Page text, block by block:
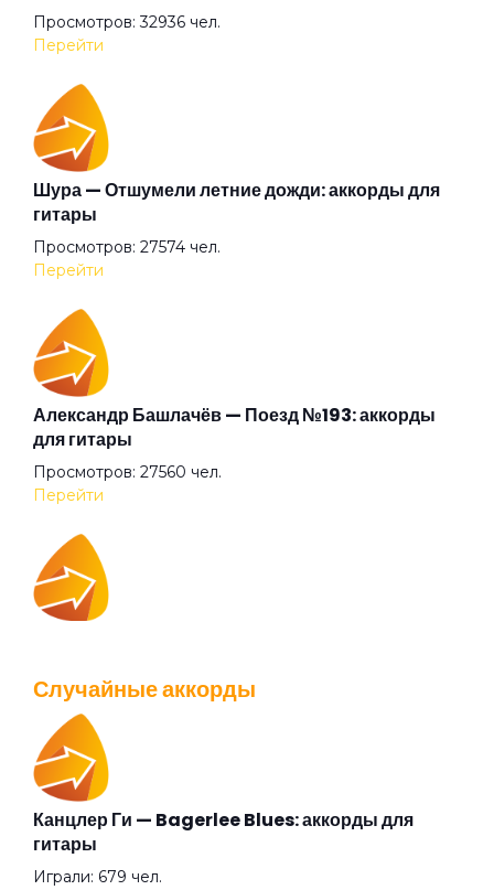
Гильотины сечение
Гиперболоид
Глаза очерчены углём
Говорит и показывает
Граф "Д"
Дай себя сорвать
Два великана
Две судьбы
Деньги
Дикая певица
Дикие игры
Просмотров: 32936 чел.
Перейти
Шура — Отшумели летние дожди: аккорды для
гитары
Просмотров: 27574 чел.
Перейти
Александр Башлачёв — Поезд №193: аккорды
для гитары
Просмотров: 27560 чел.
Перейти
Перейти
Валентин Стрыкало — Gay porn: аккорды для
гитары
Случайные аккорды
Канцлер Ги — Bagerlee Blues: аккорды для
гитары
Играли: 679 чел.